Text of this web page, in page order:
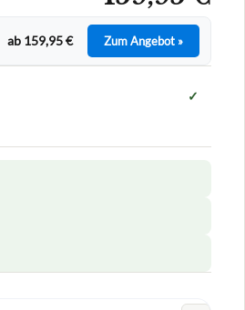
ab 159,95 € Zum Angebot »
✓